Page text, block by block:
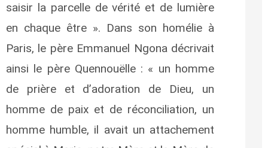
saisir la parcelle de vérité et de lumière
en chaque être ». Dans son homélie à
Paris, le père Emmanuel Ngona décrivait
ainsi le père Quennouëlle : « un homme
de prière et d’adoration de Dieu, un
homme de paix et de réconciliation, un
homme humble, il avait un attachement